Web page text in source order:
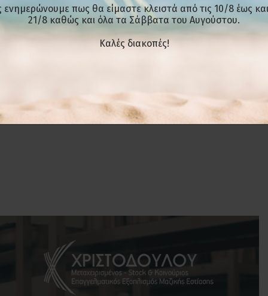
Διαστάσεις(ΜxΠxΥ): 72 × 90,5 ×
210 cm
Διαθέσιμο κατόπιν
με Φ.Π.Α
Κωδικός: FT/R-68L
Διαστάσεις(ΜxΠxΥ): 45,2 × 40,6
ενημερώνουμε πως θα είμαστε κλειστά από τις 10/8 έως και
21/8 καθώς και όλα τα Σάββατα του Αυγούστου.
Kαλές διακοπές!